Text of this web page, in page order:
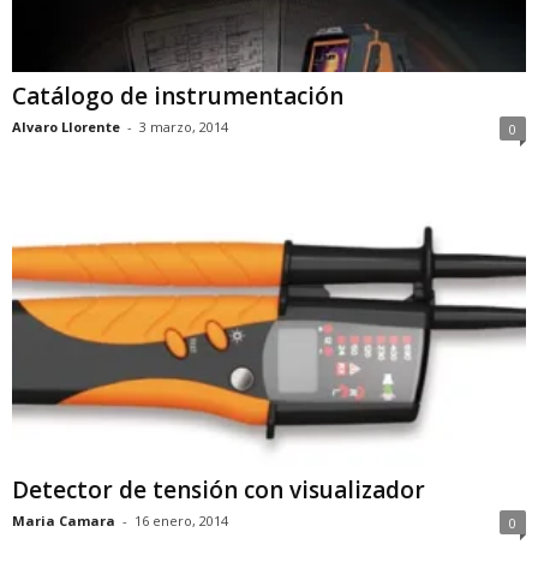
Catálogo de instrumentación
Alvaro Llorente - 3 marzo, 2014 0
Detector de tensión con visualizador
Maria Camara - 16 enero, 2014 0